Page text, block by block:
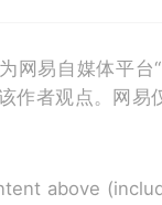
网易自媒体平台
作者观点。网易
above